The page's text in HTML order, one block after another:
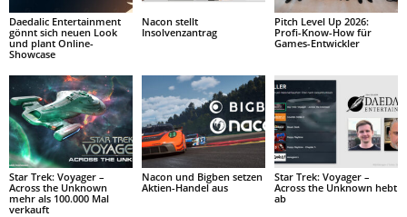
Daedalic Entertainment
gönnt sich neuen Look
und plant Online-
Showcase
Nacon stellt
Insolvenzantrag
Pitch Level Up 2026:
Profi-Know-How für
Games-Entwickler
Star Trek: Voyager –
Across the Unknown
mehr als 100.000 Mal
verkauft
Nacon und Bigben setzen
Aktien-Handel aus
Star Trek: Voyager –
Across the Unknown hebt
ab